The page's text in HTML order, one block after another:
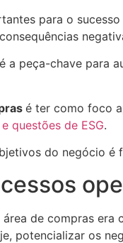
para o
a peça-chave para
é ter como foco
questões de ESG.
do negócio
de compras
potencializar os